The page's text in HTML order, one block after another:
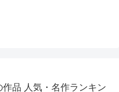
品 人気・名作ランキン